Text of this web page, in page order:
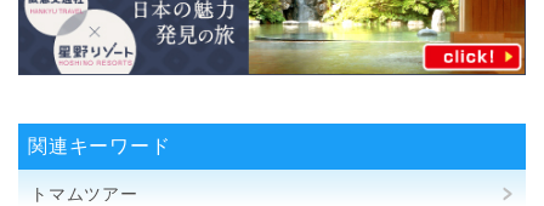
関連キーワード
トマムツアー